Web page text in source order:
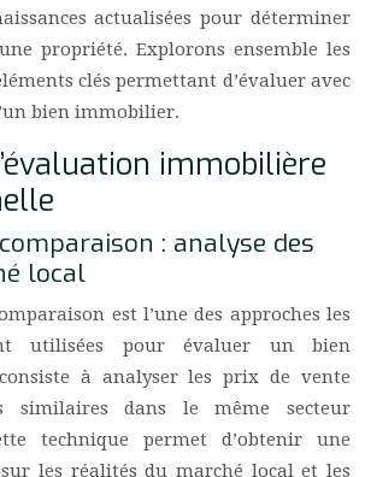
actualisées pour déterminer
propriété. Explorons ensemble les
clés permettant d’évaluer avec
bien immobilier.
immobilière
: analyse des
local
est l’une des approches les
utilisées pour évaluer un bien
à analyser les prix de vente
similaires dans le même secteur
technique permet d’obtenir une
les réalités du marché local et les